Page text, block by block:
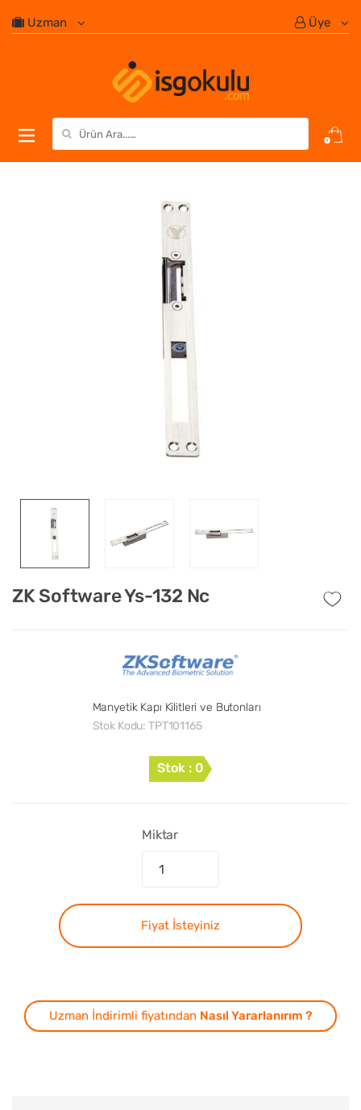
Uzman Üye
Search for:
0
ZK Software Ys-132 Nc
Manyetik Kapı Kilitleri ve Butonları
Stok Kodu: TPT101165
Stok : 0
Miktar
Fiyat İsteyiniz
Uzman İndirimli fiyatından Nasıl Yararlanırım ?